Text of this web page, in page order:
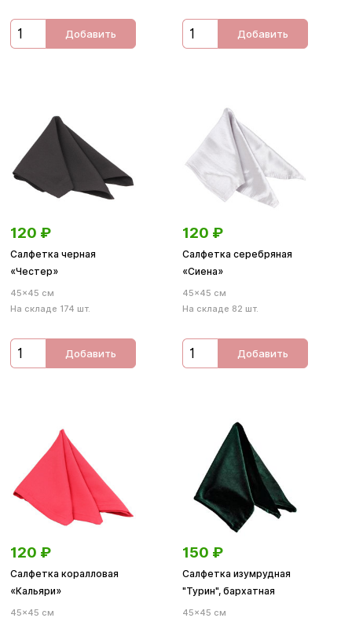
Добавить Добавить
120 ₽
Салфетка черная
«Честер»
45×45 см
На складе 174 шт.
Добавить
120 ₽
Салфетка серебряная
«Сиена»
45×45 см
На складе 82 шт.
Добавить
120 ₽
Салфетка коралловая
«Кальяри»
45×45 см
150 ₽
Салфетка изумрудная
"Турин", бархатная
45×45 см